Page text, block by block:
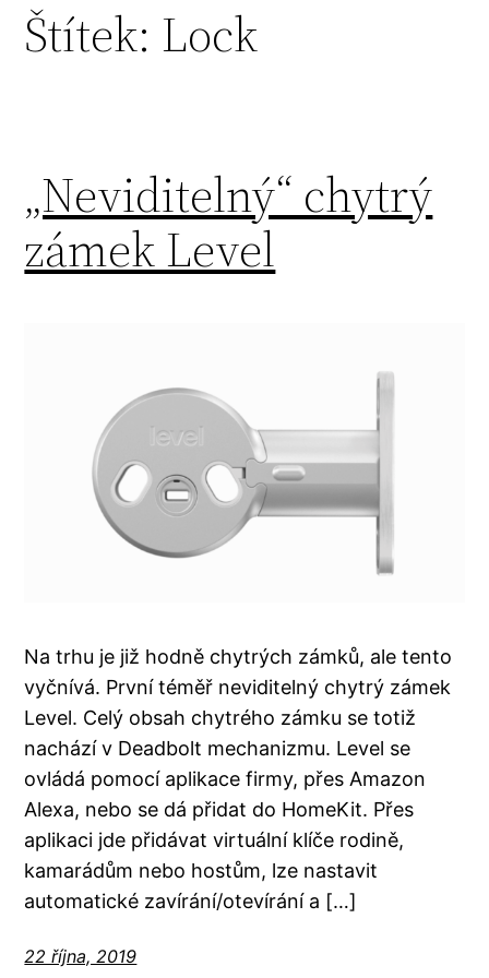
Štítek: Lock
„Neviditelný“ chytrý
zámek Level
Na trhu je již hodně chytrých zámků, ale tento
vyčnívá. První téměř neviditelný chytrý zámek
Level. Celý obsah chytrého zámku se totiž
nachází v Deadbolt mechanizmu. Level se
ovládá pomocí aplikace firmy, přes Amazon
Alexa, nebo se dá přidat do HomeKit. Přes
aplikaci jde přidávat virtuální klíče rodině,
kamarádům nebo hostům, lze nastavit
automatické zavírání/otevírání a […]
22 října, 2019